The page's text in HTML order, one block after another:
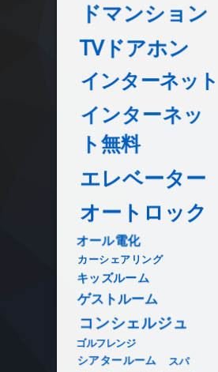
ドマンション
TVドアホン
インターネット
インターネッ
ト無料
エレベーター
オートロック
オール電化
カーシェアリング
キッズルーム
ゲストルーム
コンシェルジュ
ゴルフレンジ
シアタールーム スパ